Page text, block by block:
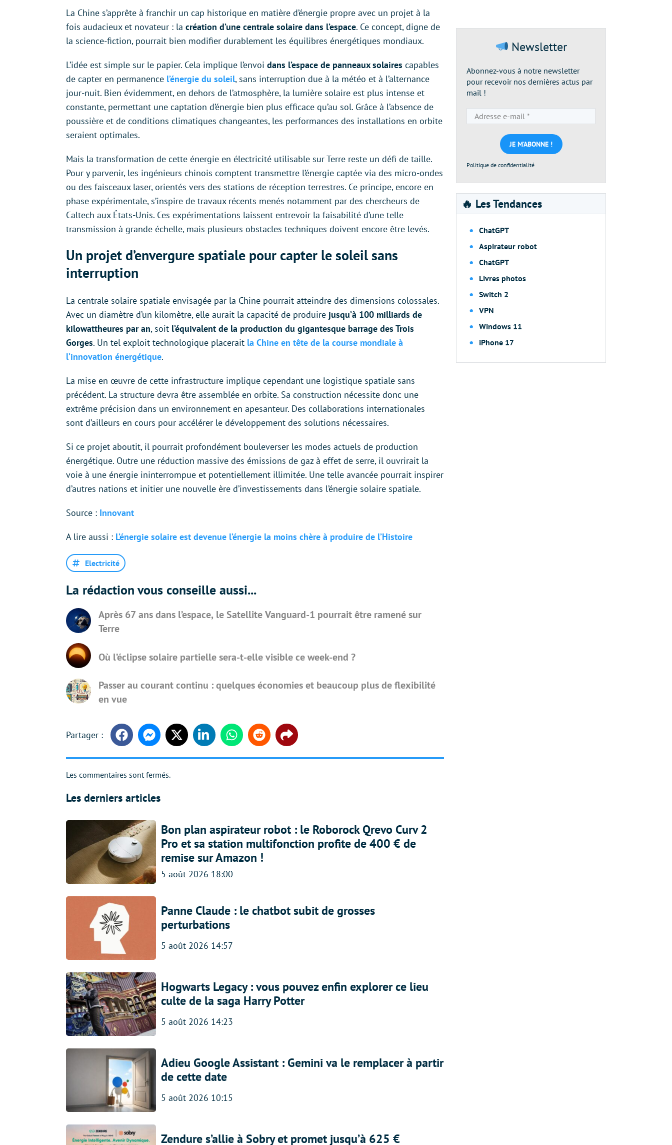
La Chine s’apprête à franchir un cap historique en matière d’énergie propre avec un projet à la
fois audacieux et novateur : la création d’une centrale solaire dans l’espace. Ce concept, digne de
la science-fiction, pourrait bien modifier durablement les équilibres énergétiques mondiaux.
L’idée est simple sur le papier. Cela implique l’envoi dans l’espace de panneaux solaires capables
de capter en permanence l’énergie du soleil, sans interruption due à la météo et à l’alternance
jour-nuit. Bien évidemment, en dehors de l’atmosphère, la lumière solaire est plus intense et
constante, permettant une captation d’énergie bien plus efficace qu’au sol. Grâce à l’absence de
poussière et de conditions climatiques changeantes, les performances des installations en orbite
seraient optimales.
Mais la transformation de cette énergie en électricité utilisable sur Terre reste un défi de taille.
Pour y parvenir, les ingénieurs chinois comptent transmettre l’énergie captée via des micro-ondes
ou des faisceaux laser, orientés vers des stations de réception terrestres. Ce principe, encore en
phase expérimentale, s’inspire de travaux récents menés notamment par des chercheurs de
Caltech aux États-Unis. Ces expérimentations laissent entrevoir la faisabilité d’une telle
transmission à grande échelle, mais plusieurs obstacles techniques doivent encore être levés.
Un projet d’envergure spatiale pour capter le soleil sans
interruption
La centrale solaire spatiale envisagée par la Chine pourrait atteindre des dimensions colossales.
Avec un diamètre d’un kilomètre, elle aurait la capacité de produire jusqu’à 100 milliards de
kilowattheures par an, soit l’équivalent de la production du gigantesque barrage des Trois
Gorges. Un tel exploit technologique placerait la Chine en tête de la course mondiale à
l’innovation énergétique.
La mise en œuvre de cette infrastructure implique cependant une logistique spatiale sans
précédent. La structure devra être assemblée en orbite. Sa construction nécessite donc une
extrême précision dans un environnement en apesanteur. Des collaborations internationales
sont d’ailleurs en cours pour accélérer le développement des solutions nécessaires.
Si ce projet aboutit, il pourrait profondément bouleverser les modes actuels de production
énergétique. Outre une réduction massive des émissions de gaz à effet de serre, il ouvrirait la
voie à une énergie ininterrompue et potentiellement illimitée. Une telle avancée pourrait inspirer
d’autres nations et initier une nouvelle ère d’investissements dans l’énergie solaire spatiale.
Source : Innovant
A lire aussi : L’énergie solaire est devenue l’énergie la moins chère à produire de l’Histoire
Electricité
La rédaction vous conseille aussi...
Après 67 ans dans l’espace, le Satellite Vanguard-1 pourrait être ramené sur
Terre
Où l’éclipse solaire partielle sera-t-elle visible ce week-end ?
Passer au courant continu : quelques économies et beaucoup plus de flexibilité
en vue
FacebookMessengerTwitter LinkedinWhatsappReddit Share
Les commentaires sont fermés.
Les derniers articles
Bon plan aspirateur robot : le Roborock Qrevo Curv 2
Pro et sa station multifonction profite de 400 € de
remise sur Amazon !
5 août 2026 18:00
Panne Claude : le chatbot subit de grosses
perturbations
5 août 2026 14:57
Hogwarts Legacy : vous pouvez enfin explorer ce lieu
culte de la saga Harry Potter
5 août 2026 14:23
Adieu Google Assistant : Gemini va le remplacer à partir
de cette date
5 août 2026 10:15
Zendure s’allie à Sobry et promet jusqu’à 625 €
Newsletter
Abonnez-vous à notre newsletter
pour recevoir nos dernières actus par
mail !
e-
mail
*
Politique de confidentialité
🔥 Les Tendances
ChatGPT
Aspirateur robot
ChatGPT
Livres photos
Switch 2
VPN
Windows 11
iPhone 17